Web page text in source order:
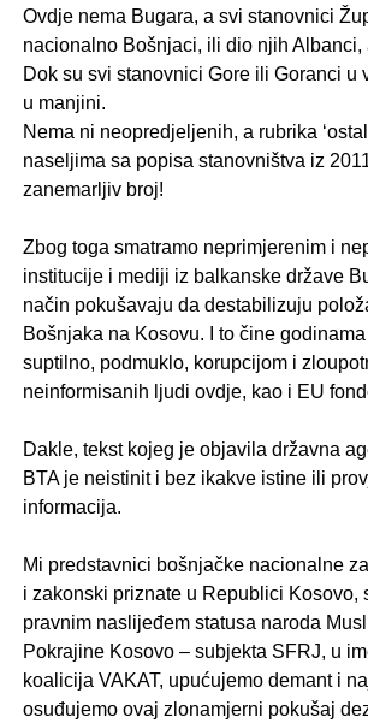
Ovdje nema Bugara, a svi stanovnici
nacionalno Bošnjaci, ili dio njih Albanci,
Dok su svi stanovnici Gore ili Goranci u
u manjini.
Nema ni neopredjeljenih, a rubrika
naseljima sa popisa stanovništva iz
zanemarljiv broj!
Zbog toga smatramo neprimjerenim i
institucije i mediji iz balkanske države
način pokušavaju da destabilizuju
Bošnjaka na Kosovu. I to čine
suptilno, podmuklo, korupcijom i
neinformisanih ljudi ovdje, kao i EU
Dakle, tekst kojeg je objavila državna
BTA je neistinit i bez ikakve istine ili
informacija.
Mi predstavnici bošnjačke nacionalne
i zakonski priznate u Republici Kosovo,
pravnim naslijeđem statusa naroda
Pokrajine Kosovo – subjekta SFRJ, u
koalicija VAKAT, upućujemo demant i
osuđujemo ovaj zlonamjerni pokušaj